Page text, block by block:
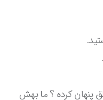
کرده ؟ ما بهش